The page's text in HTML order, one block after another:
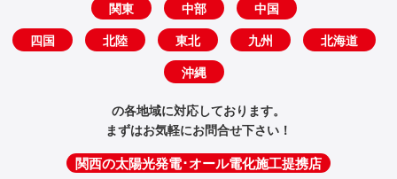
関東 中部 中国
四国 北陸 東北 九州 北海道
沖縄
の各地域に対応しております。
まずはお気軽にお問合せ下さい！
関西の太陽光発電･オール電化施工提携店